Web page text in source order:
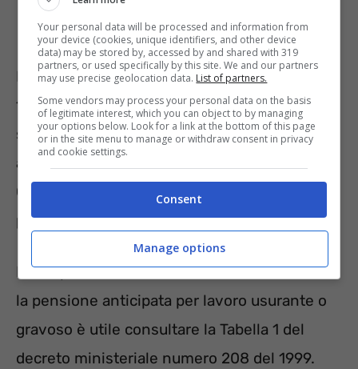
Nello specifico, con 4 anni di anticipo oppure
1 anno e 10 mesi prima. Due sono gli
strumenti per usufruire della pensione
anticipata: APE Sociale e Quota 41.
Quest’ultima conosciuta anche come
pensione per lavoratori precoci.
Per sapere se un lavoro consente di sfruttare
la pensione anticipata per lavoro usurante o
gravoso è utile consultare la Tabella 1 del
decreto ministeriale numero 208 del 1999.
Your personal data will be processed and information from
your device (cookies, unique identifiers, and other device
data) may be stored by, accessed by and shared with 319
partners, or used specifically by this site. We and our partners
may use precise geolocation data. List of partners.
Some vendors may process your personal data on the basis
of legitimate interest, which you can object to by managing
your options below. Look for a link at the bottom of this page
or in the site menu to manage or withdraw consent in privacy
and cookie settings.
Consent
Manage options